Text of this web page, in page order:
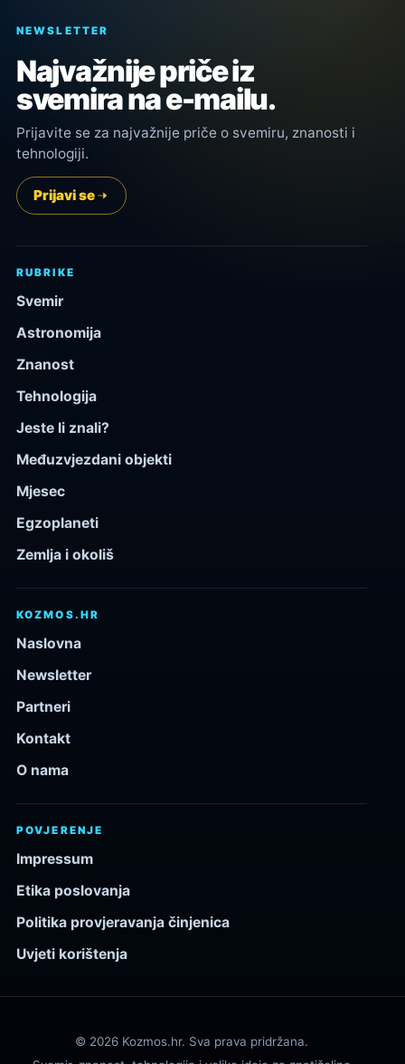
NEWSLETTER
Najvažnije priče iz
svemira na e-mailu.
Prijavite se za najvažnije priče o svemiru, znanosti i
tehnologiji.
Prijavi se
RUBRIKE
Svemir
Astronomija
Znanost
Tehnologija
Jeste li znali?
Međuzvjezdani objekti
Mjesec
Egzoplaneti
Zemlja i okoliš
KOZMOS.HR
Naslovna
Newsletter
Partneri
Kontakt
O nama
POVJERENJE
Impressum
Etika poslovanja
Politika provjeravanja činjenica
Uvjeti korištenja
© 2026 Kozmos.hr. Sva prava pridržana.